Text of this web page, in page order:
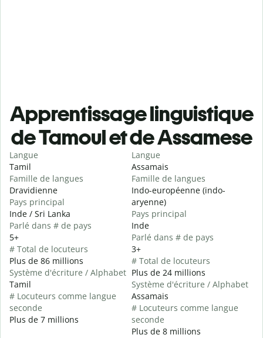
Apprentissage linguistique
de Tamoul et de Assamese
Langue
Tamil
Famille de langues
Dravidienne
Pays principal
Inde / Sri Lanka
Parlé dans # de pays
5+
# Total de locuteurs
Plus de 86 millions
Système d'écriture / Alphabet
Tamil
# Locuteurs comme langue
seconde
Plus de 7 millions
Langue
Assamais
Famille de langues
Indo-européenne (indo-
aryenne)
Pays principal
Inde
Parlé dans # de pays
3+
# Total de locuteurs
Plus de 24 millions
Système d'écriture / Alphabet
Assamais
# Locuteurs comme langue
seconde
Plus de 8 millions